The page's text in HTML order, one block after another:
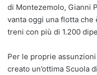
di Montezemolo, Gianni
vanta oggi una flotta che
treni con più di 1.200
Per le proprie
creato un’ottima Scuola